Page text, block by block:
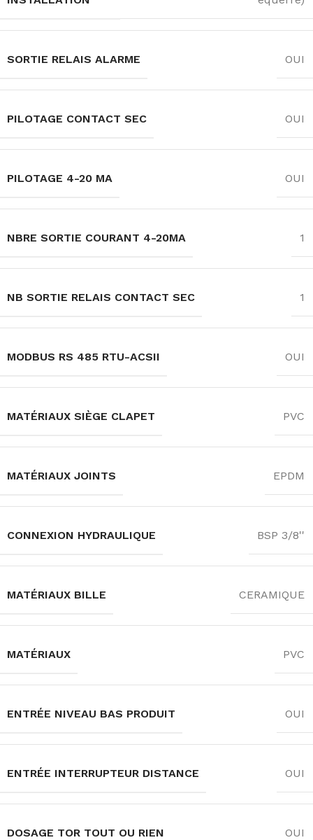
SORTIE RELAIS ALARME OUI
PILOTAGE CONTACT SEC OUI
PILOTAGE 4-20 MA OUI
NBRE SORTIE COURANT 4-20MA 1
NB SORTIE RELAIS CONTACT SEC 1
MODBUS RS 485 RTU-ACSII OUI
MATÉRIAUX SIÈGE CLAPET PVC
MATÉRIAUX JOINTS EPDM
CONNEXION HYDRAULIQUE BSP 3/8''
MATÉRIAUX BILLE CERAMIQUE
MATÉRIAUX PVC
ENTRÉE NIVEAU BAS PRODUIT OUI
ENTRÉE INTERRUPTEUR DISTANCE OUI
DOSAGE TOR TOUT OU RIEN OUI